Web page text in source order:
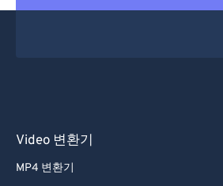
Video 변환기
MP4 변환기